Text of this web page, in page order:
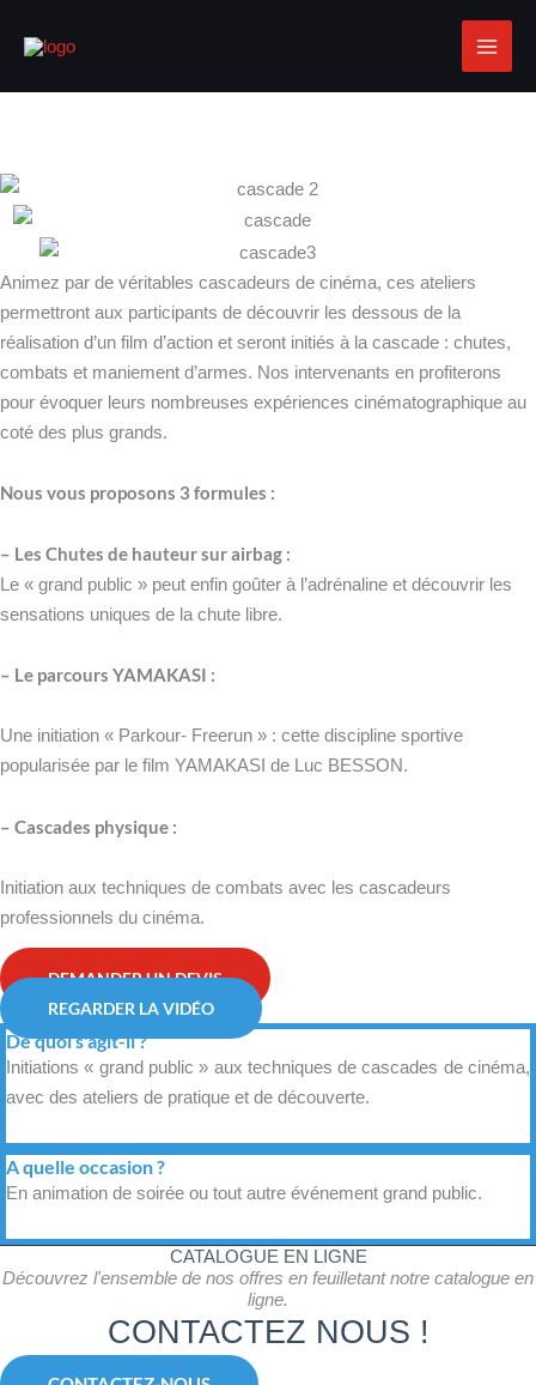
Animez par de véritables cascadeurs de cinéma, ces ateliers
permettront aux participants de découvrir les dessous de la
réalisation d’un film d’action et seront initiés à la cascade : chutes,
combats et maniement d’armes. Nos intervenants en profiterons
pour évoquer leurs nombreuses expériences cinématographique au
coté des plus grands.
Nous vous proposons 3 formules :
– Les Chutes de hauteur sur airbag :
Le « grand public » peut enfin goûter à l’adrénaline et découvrir les
sensations uniques de la chute libre.
– Le parcours YAMAKASI :
Une initiation « Parkour- Freerun » : cette discipline sportive
popularisée par le film YAMAKASI de Luc BESSON.
– Cascades physique :
Initiation aux techniques de combats avec les cascadeurs
professionnels du cinéma.
DEMANDER UN DEVIS
REGARDER LA VIDÉO
De quoi s'agit-il ?
Initiations « grand public » aux techniques de cascades de cinéma,
avec des ateliers de pratique et de découverte.
A quelle occasion ?
En animation de soirée ou tout autre événement grand public.
CATALOGUE EN LIGNE
Découvrez l'ensemble de nos offres en feuilletant notre catalogue en
ligne.
CONTACTEZ NOUS !